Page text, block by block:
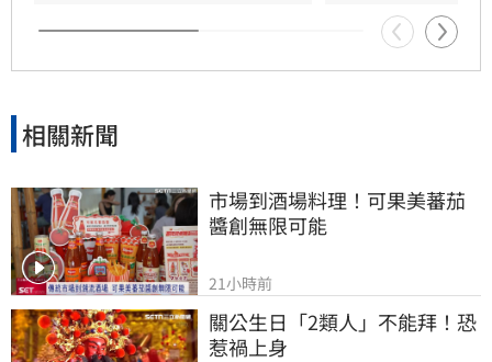
相關新聞
市場到酒場料理！可果美蕃茄
醬創無限可能
21小時前
關公生日「2類人」不能拜！恐
惹禍上身